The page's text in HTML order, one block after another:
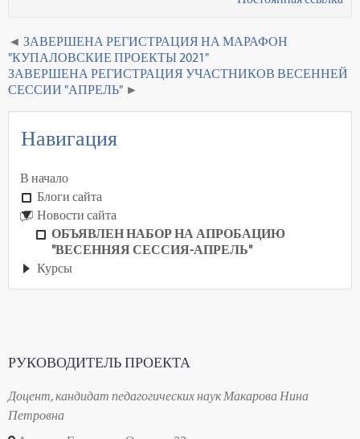
ЗАВЕРШЕНА РЕГИСТРАЦИЯ НА МАРАФОН
"КУПАЛОВСКИЕ ПРОЕКТЫ 2021"
ЗАВЕРШЕНА РЕГИСТРАЦИЯ УЧАСТНИКОВ ВЕСЕННЕЙ
СЕССИИ "АПРЕЛЬ"
Навигация
В начало
Блоги сайта
Новости сайта
ОБЪЯВЛЕН НАБОР НА АПРОБАЦИЮ
"ВЕСЕННЯЯ СЕССИЯ-АПРЕЛЬ"
Курсы
РУКОВОДИТЕЛЬ ПРОЕКТА
Доцент, кандидат педагогических наук Макарова Нина
Петровна